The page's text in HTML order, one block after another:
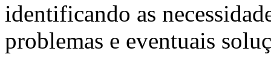
identificando as
problemas e eventuais